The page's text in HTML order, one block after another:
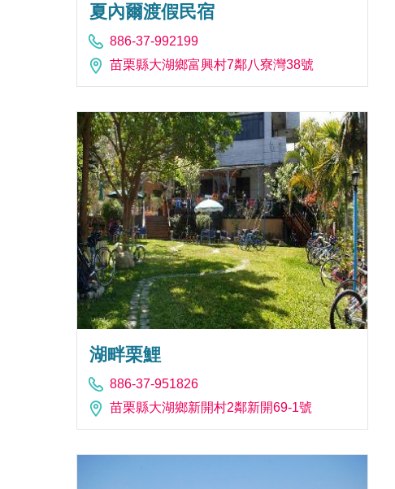
夏內爾渡假民宿
886-37-992199
苗栗縣大湖鄉富興村7鄰八寮灣38號
湖畔栗鯉
886-37-951826
苗栗縣大湖鄉新開村2鄰新開69-1號